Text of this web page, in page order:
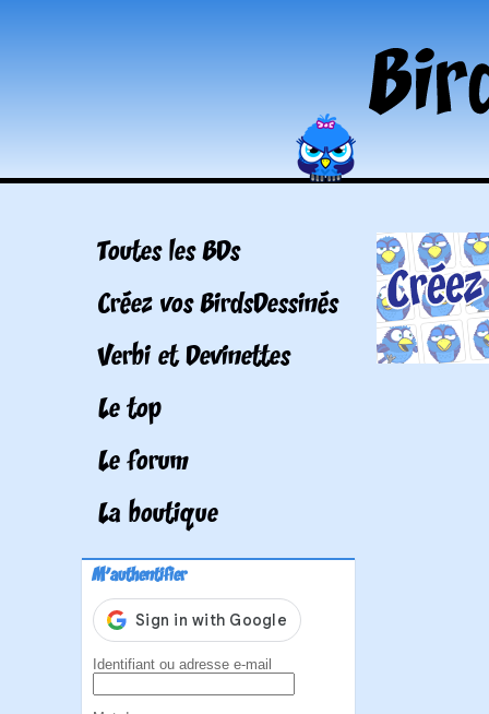
Toutes les BDs
Créez vos BirdsDessinés
Verbi et Devinettes
Le top
Le forum
La boutique
M'authentifier
Identifiant ou adresse e-mail